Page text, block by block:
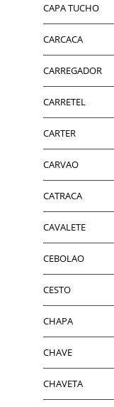
CAPA TUCHO
CARCACA
CARREGADOR
CARRETEL
CARTER
CARVAO
CATRACA
CAVALETE
CEBOLAO
CESTO
CHAPA
CHAVE
CHAVETA